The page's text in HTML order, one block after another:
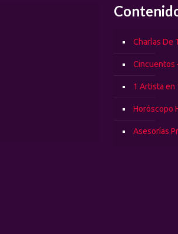
Charlas De
Cincuentos
1 Artista en
Horóscopo
Asesorías